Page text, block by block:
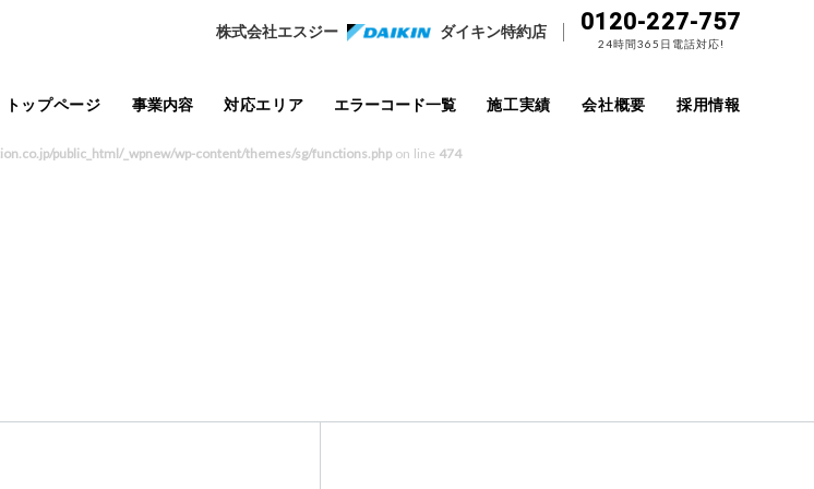
株式会社エスジー ダイキン特約店 0120-227-757
24時間365日電話対応!
トップページ 事業内容 対応エリア エラーコード一覧 施工実績 会社概要 採用情報
public_html/_wpnew/wp-content/themes/sg/functions.php on line 474